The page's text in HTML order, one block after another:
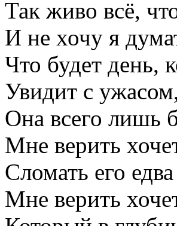
Так живо всё,
И не хочу я
Что будет день,
Увидит с
Она всего лишь
Мне верить
Сломать его
Мне верить